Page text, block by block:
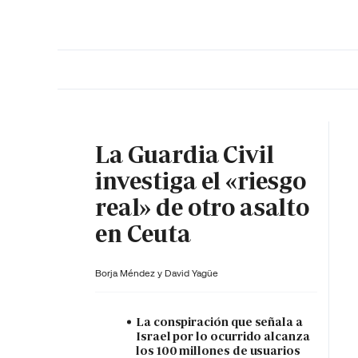
La Guardia Civil
investiga el «riesgo
real» de otro asalto
en Ceuta
Borja Méndez y David Yagüe
La conspiración que señala a
Israel por lo ocurrido alcanza
los 100 millones de usuarios